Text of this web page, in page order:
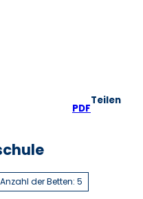
PDF
Teilen
Anzahl der Betten: 5